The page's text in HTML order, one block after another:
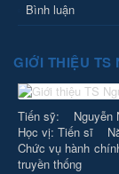
Bình luận
GIỚI THIỆU TS
Tiến sỹ: Nguyễn
Học vị: Tiến sĩ
Chức vụ hành
truyền thống